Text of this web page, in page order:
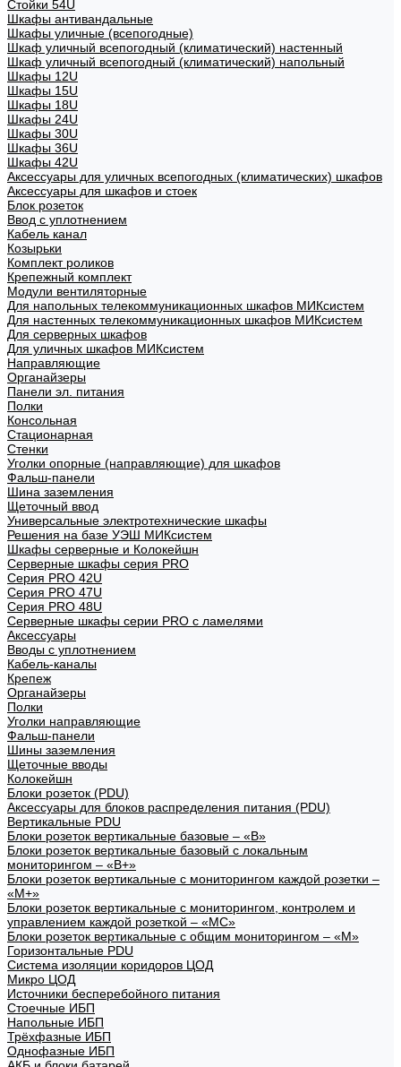
Стойки 54U
Шкафы антивандальные
Шкафы уличные (всепогодные)
Шкаф уличный всепогодный (климатический) настенный
Шкаф уличный всепогодный (климатический) напольный
Шкафы 12U
Шкафы 15U
Шкафы 18U
Шкафы 24U
Шкафы 30U
Шкафы 36U
Шкафы 42U
Аксессуары для уличных всепогодных (климатических) шкафов
Аксессуары для шкафов и стоек
Блок розеток
Ввод с уплотнением
Кабель канал
Козырьки
Комплект роликов
Крепежный комплект
Модули вентиляторные
Для напольных телекоммуникационных шкафов МИКсистем
Для настенных телекоммуникационных шкафов МИКсистем
Для серверных шкафов
Для уличных шкафов МИКсистем
Направляющие
Органайзеры
Панели эл. питания
Полки
Консольная
Стационарная
Стенки
Уголки опорные (направляющие) для шкафов
Фальш-панели
Шина заземления
Щеточный ввод
Универсальные электротехнические шкафы
Решения на базе УЭШ МИКсистем
Шкафы серверные и Колокейшн
Серверные шкафы серия PRO
Серия PRO 42U
Серия PRO 47U
Серия PRO 48U
Серверные шкафы серии PRO с ламелями
Аксессуары
Вводы с уплотнением
Кабель-каналы
Крепеж
Органайзеры
Полки
Уголки направляющие
Фальш-панели
Шины заземления
Щеточные вводы
Колокейшн
Блоки розеток (PDU)
Аксессуары для блоков распределения питания (PDU)
Вертикальные PDU
Блоки розеток вертикальные базовые – «В»
Блоки розеток вертикальные базовый с локальным
мониторингом – «В+»
Блоки розеток вертикальные с мониторингом каждой розетки –
«М+»
Блоки розеток вертикальные с мониторингом, контролем и
управлением каждой розеткой – «МС»
Блоки розеток вертикальные с общим мониторингом – «М»
Горизонтальные PDU
Система изоляции коридоров ЦОД
Микро ЦОД
Источники бесперебойного питания
Стоечные ИБП
Напольные ИБП
Трёхфазные ИБП
Однофазные ИБП